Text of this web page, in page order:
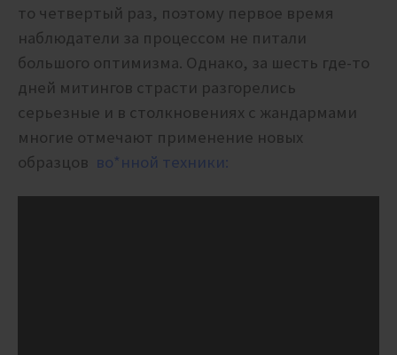
то четвертый раз, поэтому первое время
наблюдатели за процессом не питали
большого оптимизма. Однако, за шесть где-то
дней митингов страсти разгорелись
серьезные и в столкновениях с жандармами
многие отмечают применение новых
образцов во*нной техники: